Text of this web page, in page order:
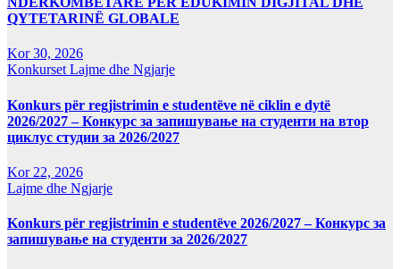
QYTETARINË GLOBALE
Kor 30, 2026
Konkurset Lajme dhe Ngjarje
Konkurs për regjistrimin e studentëve në ciklin e dytë
2026/2027 – Конкурс за запишување на студенти на втор
циклус студии за 2026/2027
Kor 22, 2026
Lajme dhe Ngjarje
Konkurs për regjistrimin e studentëve 2026/2027 – Конкурс за
запишување на студенти за 2026/2027